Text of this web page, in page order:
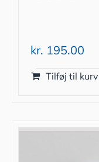
kr. 195.00
Tilføj til kurv